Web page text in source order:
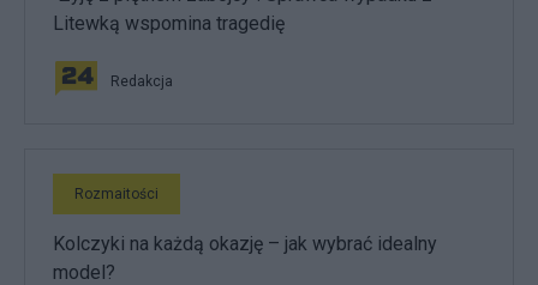
Litewką wspomina tragedię
Redakcja
Rozmaitości
Kolczyki na każdą okazję – jak wybrać idealny
model?